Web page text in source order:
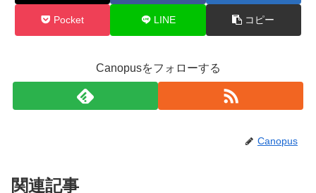
Pocket LINE コピー
Canopusをフォローする
Canopus
関連記事